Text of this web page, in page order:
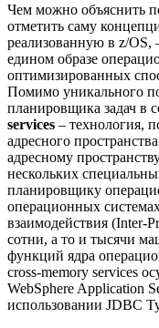
Чем можно объяснить
отметить саму
реализованную в z/OS,
едином образе
оптимизированных
Помимо уникального
планировщика задач в
services – технология,
адресного
адресному
нескольких
планировщику
операционных
взаимодействия (Inter-
сотни, а то и тысячи
функций ядра
cross-memory services
WebSphere Application
использовании JDBC